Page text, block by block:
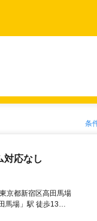
条
対応なし
徒歩9分 駅から